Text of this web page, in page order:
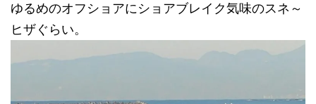
ゆるめのオフショアにショアブレイク気味のスネ～
ヒザぐらい。